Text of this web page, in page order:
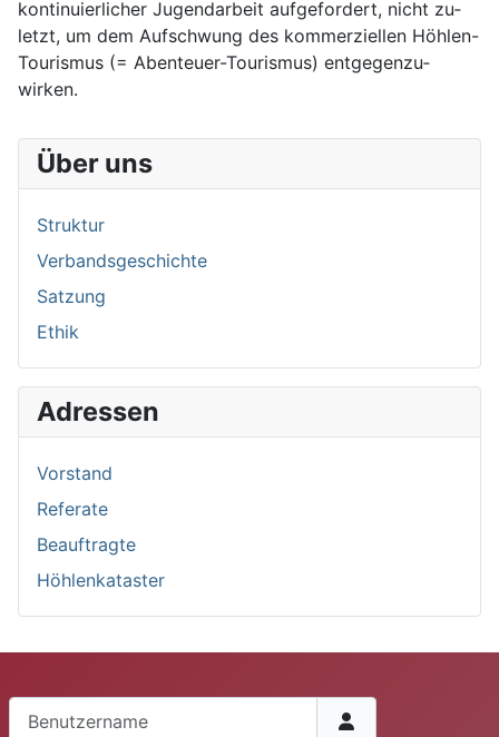
kontinuier­licher Jugend­arbeit auf­ge­fordert, nicht zu­
letzt, um dem Auf­schwung des kom­mer­ziellen Höhlen-
Tourismus (= Abenteuer-Tourismus) ent­gegen­zu­
wirken.
Über uns
Struktur
Verbandsgeschichte
Satzung
Ethik
Adressen
Vorstand
Referate
Beauftragte
Höhlenkataster
Benutzername